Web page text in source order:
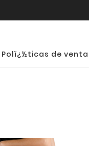
Polï¿½ticas de venta